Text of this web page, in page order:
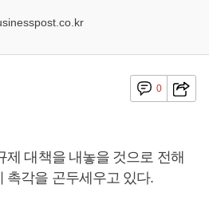
0
제 대책을 내놓을 것으로 전해
촉각을 곤두세우고 있다.